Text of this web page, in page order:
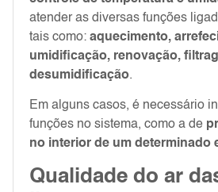
atender as diversas funções
tais como: aquecimento,
umidificação, renovação,
desumidificação.
Em alguns casos, é necessário
funções no sistema, como a de
no interior de um determinado
Qualidade do ar